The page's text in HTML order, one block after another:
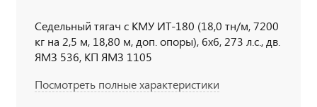
Седельный тягач с КМУ ИТ-180 (18,0 тн/м, 7200
кг на 2,5 м, 18,80 м, доп. опоры), 6х6, 273 л.с., дв.
ЯМЗ 536, КП ЯМЗ 1105
Посмотреть полные характеристики